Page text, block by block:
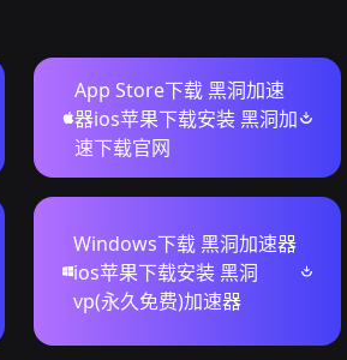
App Store下载 黑洞加速
器ios苹果下载安装 黑洞加
速下载官网
Windows下载 黑洞加速器
ios苹果下载安装 黑洞
vp(永久免费)加速器